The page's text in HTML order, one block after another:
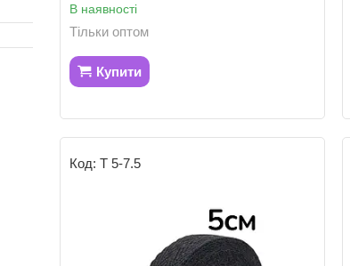
В наявності
Тільки оптом
Купити
Т 5-7.5